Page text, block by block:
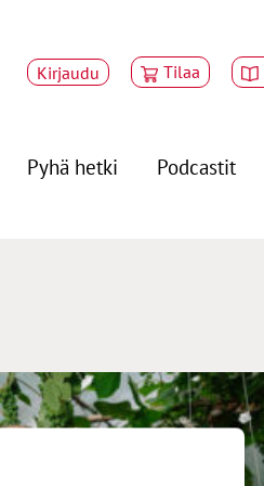
Kirjaudu Tilaa
Pyhä hetki Podcastit